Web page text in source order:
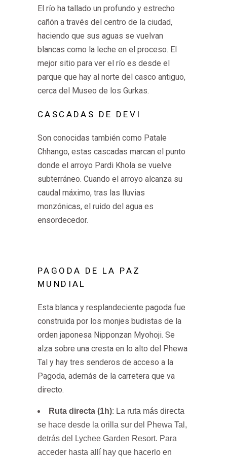
El río ha tallado un profundo y estrecho
cañón a través del centro de la ciudad,
haciendo que sus aguas se vuelvan
blancas como la leche en el proceso. El
mejor sitio para ver el río es desde el
parque que hay al norte del casco antiguo,
cerca del Museo de los Gurkas.
CASCADAS DE DEVI
Son conocidas también como Patale
Chhango, estas cascadas marcan el punto
donde el arroyo Pardi Khola se vuelve
subterráneo. Cuando el arroyo alcanza su
caudal máximo, tras las lluvias
monzónicas, el ruido del agua es
ensordecedor.
PAGODA DE LA PAZ
MUNDIAL
Esta blanca y resplandeciente pagoda fue
construida por los monjes budistas de la
orden japonesa Nipponzan Myohoji. Se
alza sobre una cresta en lo alto del Phewa
Tal y hay tres senderos de acceso a la
Pagoda, además de la carretera que va
directo.
Ruta directa (1h): La ruta más directa
se hace desde la orilla sur del Phewa Tal,
detrás del Lychee Garden Resort. Para
acceder hasta allí hay que hacerlo en